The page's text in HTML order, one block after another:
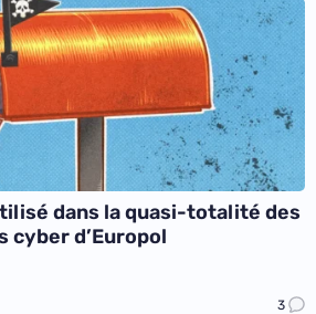
dans la quasi-totalité des
cyber d’Europol
3